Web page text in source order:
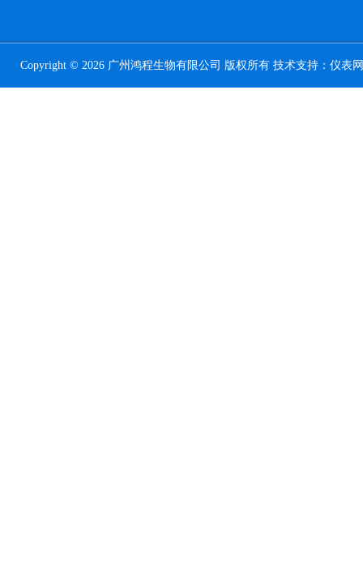
Copyright © 2026 广州鸿程生物有限公司 版权所有 技术支持： 仪表网